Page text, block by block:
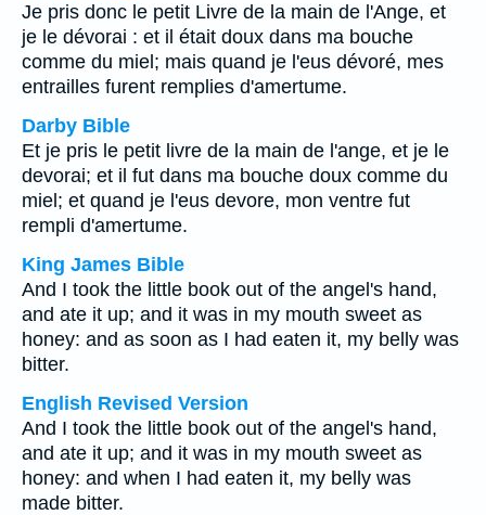
Je pris donc le petit Livre de la main de l'Ange, et
je le dévorai : et il était doux dans ma bouche
comme du miel; mais quand je l'eus dévoré, mes
entrailles furent remplies d'amertume.
Darby Bible
Et je pris le petit livre de la main de l'ange, et je le
devorai; et il fut dans ma bouche doux comme du
miel; et quand je l'eus devore, mon ventre fut
rempli d'amertume.
King James Bible
And I took the little book out of the angel's hand,
and ate it up; and it was in my mouth sweet as
honey: and as soon as I had eaten it, my belly was
bitter.
English Revised Version
And I took the little book out of the angel's hand,
and ate it up; and it was in my mouth sweet as
honey: and when I had eaten it, my belly was
made bitter.